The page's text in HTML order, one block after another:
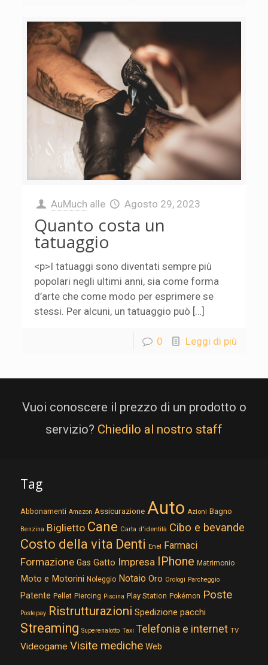
AuMuch alle Agosto 29, 2023
Quanto costa un
tatuaggio
<p>I tatuaggi sono diventati sempre più
popolari negli ultimi anni, sia come forma
d’arte che come modo per esprimere se
stessi. Per alcuni, un tatuaggio può […]
0 Leggi di più
Vuoi conoscere il prezzo di un prodotto o
servizio? Chiedilo al nostro staff
Tag
Abbonamenti Amazon Assicurazione Auto Azioni Bagno
Benzina Biglietto Cane Carta d'identità Cibo e bevande
Costo della vita Denti Enel Farmaci
Formazione Gas Gatto Impresa IPhone Matrimonio
Moto e Motorini Noleggio Notaio Oro Orologi Parcheggio
Patente Pellet Piercing Piscina Play Station Pokémon Poste
Postepay Ristrutturazioni Spedizione pacchi
Streaming Superenalotto Taxi Telefonia e internet TV
Videogame Visite mediche Web